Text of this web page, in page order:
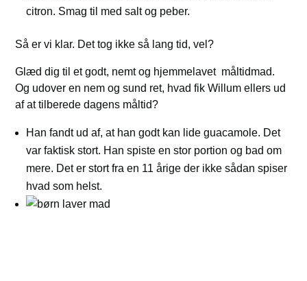
citron. Smag til med salt og peber.
Så er vi klar. Det tog ikke så lang tid, vel?
Glæd dig til et godt, nemt og hjemmelavet måltidmad.
Og udover en nem og sund ret, hvad fik Willum ellers ud
af at tilberede dagens måltid?
Han fandt ud af, at han godt kan lide guacamole. Det
var faktisk stort. Han spiste en stor portion og bad om
mere. Det er stort fra en 11 årige der ikke sådan spiser
hvad som helst.